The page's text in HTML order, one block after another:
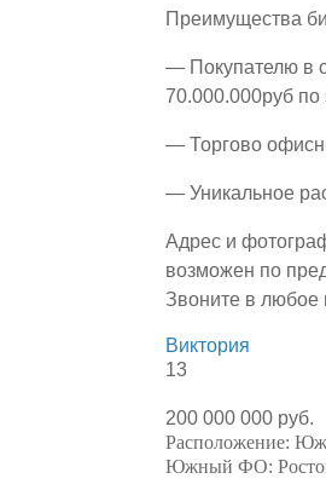
Преимущества
— Покупателю в
70.000.000руб по
— Торгово
— Уникальное
Адрес и
возможен по
Звоните в любое
Виктория
13
200 000 000 руб.
Расположение:
Южный ФО: